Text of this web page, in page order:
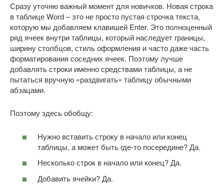
Сразу уточню важный момент для новичков. Новая строка
в таблице Word – это не просто пустая строчка текста,
которую мы добавляем клавишей Enter. Это полноценный
ряд ячеек внутри таблицы, который наследует границы,
ширину столбцов, стиль оформления и часто даже часть
форматирования соседних ячеек. Поэтому лучше
добавлять строки именно средствами таблицы, а не
пытаться вручную «раздвигать» таблицу обычными
абзацами.
Поэтому здесь обобщу:
Нужно вставить строку в начало или конец
таблицы, а может быть где-то посередине? Да.
Несколько строк в начало или конец? Да.
Добавить ячейки? Да.